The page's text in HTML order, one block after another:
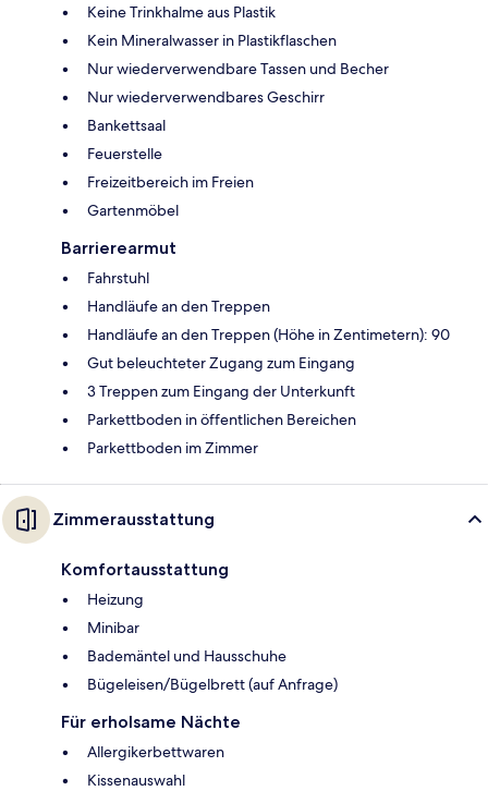
Keine Trinkhalme aus Plastik
Kein Mineralwasser in Plastikflaschen
Nur wiederverwendbare Tassen und Becher
Nur wiederverwendbares Geschirr
Bankettsaal
Feuerstelle
Freizeitbereich im Freien
Gartenmöbel
Barrierearmut
Fahrstuhl
Handläufe an den Treppen
Handläufe an den Treppen (Höhe in Zentimetern): 90
Gut beleuchteter Zugang zum Eingang
3 Treppen zum Eingang der Unterkunft
Parkettboden in öffentlichen Bereichen
Parkettboden im Zimmer
Zimmerausstattung
Komfortausstattung
Heizung
Minibar
Bademäntel und Hausschuhe
Bügeleisen/Bügelbrett (auf Anfrage)
Für erholsame Nächte
Allergikerbettwaren
Kissenauswahl